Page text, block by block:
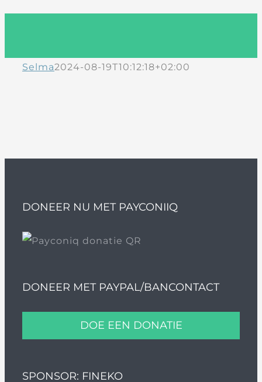
Selma2024-08-19T10:12:18+02:00
DONEER NU MET PAYCONIIQ
DONEER MET PAYPAL/BANCONTACT
DOE EEN DONATIE
SPONSOR: FINEKO